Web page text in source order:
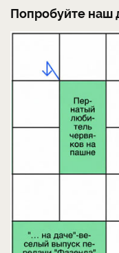
Попробуйте наш